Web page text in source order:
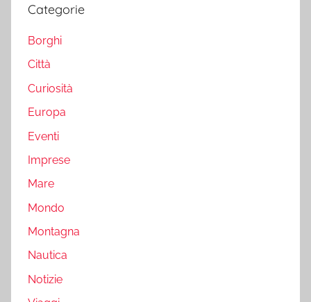
Categorie
Borghi
Città
Curiosità
Europa
Eventi
Imprese
Mare
Mondo
Montagna
Nautica
Notizie